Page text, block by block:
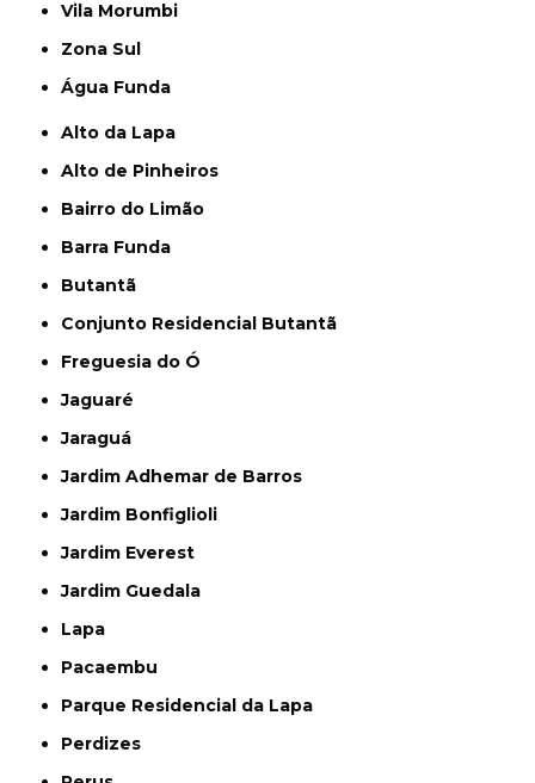
Vila Morumbi
Zona Sul
Água Funda
Alto da Lapa
Alto de Pinheiros
Bairro do Limão
Barra Funda
Butantã
Conjunto Residencial Butantã
Freguesia do Ó
Jaguaré
Jaraguá
Jardim Adhemar de Barros
Jardim Bonfiglioli
Jardim Everest
Jardim Guedala
Lapa
Pacaembu
Parque Residencial da Lapa
Perdizes